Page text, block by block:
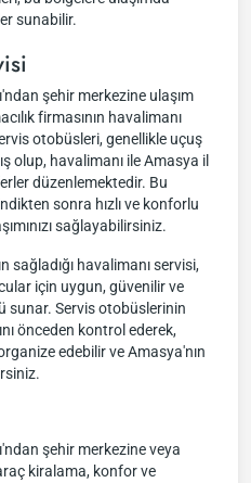
sunabilir.
şehir merkezine ulaşım
firmasının havalimanı
otobüsleri, genellikle uçuş
olup, havalimanı ile Amasya il
düzenlemektedir. Bu
sonra hızlı ve konforlu
sağlayabilirsiniz.
sağladığı havalimanı servisi,
için uygun, güvenilir ve
sunar. Servis otobüslerinin
önceden kontrol ederek,
edebilir ve Amasya'nın
şehir merkezine veya
kiralama, konfor ve